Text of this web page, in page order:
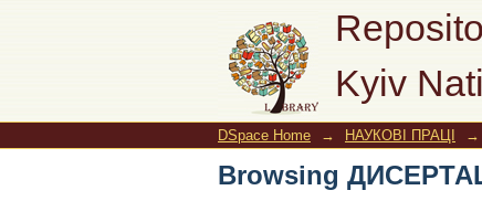
Kyiv
Browsing
DSpace Home → НАУКОВІ ПРАЦІ →
Browsing